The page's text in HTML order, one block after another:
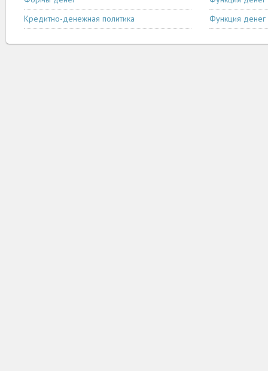
Кредитно-денежная политика
Функция денег